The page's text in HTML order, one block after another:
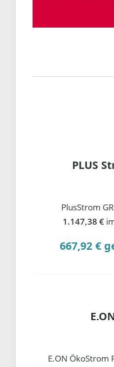
PLUS
PlusStrom
1.147,38 €
667,92 €
E.ON ÖkoStrom